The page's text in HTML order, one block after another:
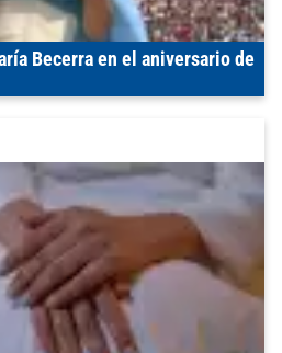
Becerra en el aniversario de